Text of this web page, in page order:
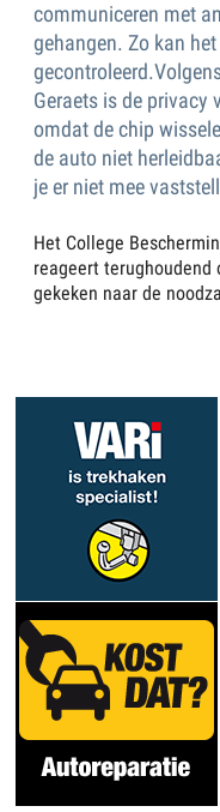
communiceren met
gehangen. Zo kan
Geraets is de
omdat de chip
de auto niet
je er niet mee
Het College
reageert
gekeken naar de